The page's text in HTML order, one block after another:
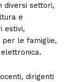
diversi settori,
e
estivi,
per le famiglie,
dirigenti